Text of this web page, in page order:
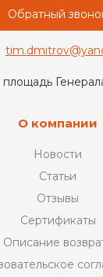
Обратный
площадь
О компании
Новости
Статьи
Отзывы
Сертификаты
Описание